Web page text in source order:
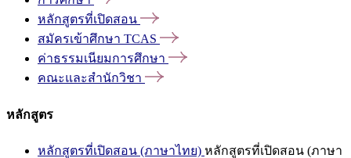
หลักสูตรที่เปิดสอน
สมัครเข้าศึกษา TCAS
ค่าธรรมเนียมการศึกษา
คณะและสำนักวิชา
หลักสูตร
หลักสูตรที่เปิดสอน (ภาษาไทย) หลักสูตรที่เปิดสอน (ภาษา